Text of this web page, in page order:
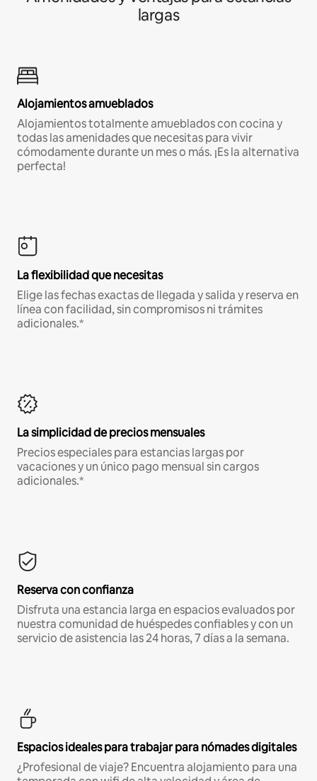
largas
Alojamientos amueblados
Alojamientos totalmente amueblados con cocina y
todas las amenidades que necesitas para vivir
cómodamente durante un mes o más. ¡Es la alternativa
perfecta!
La flexibilidad que necesitas
Elige las fechas exactas de llegada y salida y reserva en
línea con facilidad, sin compromisos ni trámites
adicionales.*
La simplicidad de precios mensuales
Precios especiales para estancias largas por
vacaciones y un único pago mensual sin cargos
adicionales.*
Reserva con confianza
Disfruta una estancia larga en espacios evaluados por
nuestra comunidad de huéspedes confiables y con un
servicio de asistencia las 24 horas, 7 días a la semana.
Espacios ideales para trabajar para nómades digitales
¿Profesional de viaje? Encuentra alojamiento para una